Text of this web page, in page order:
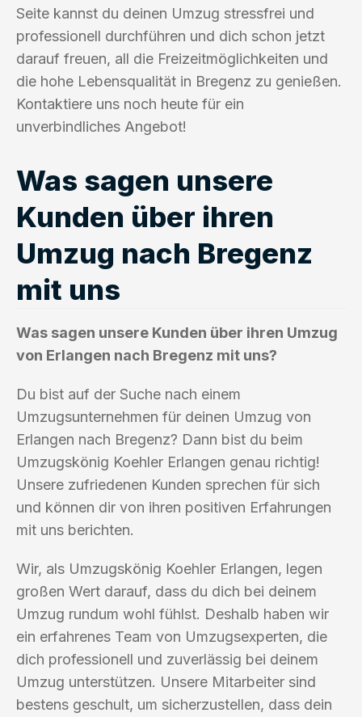
Seite kannst du deinen Umzug stressfrei und
professionell durchführen und dich schon jetzt
darauf freuen, all die Freizeitmöglichkeiten und
die hohe Lebensqualität in Bregenz zu genießen.
Kontaktiere uns noch heute für ein
unverbindliches Angebot!
Was sagen unsere
Kunden über ihren
Umzug nach Bregenz
mit uns
Was sagen unsere Kunden über ihren Umzug
von Erlangen nach Bregenz mit uns?
Du bist auf der Suche nach einem
Umzugsunternehmen für deinen Umzug von
Erlangen nach Bregenz? Dann bist du beim
Umzugskönig Koehler Erlangen genau richtig!
Unsere zufriedenen Kunden sprechen für sich
und können dir von ihren positiven Erfahrungen
mit uns berichten.
Wir, als Umzugskönig Koehler Erlangen, legen
großen Wert darauf, dass du dich bei deinem
Umzug rundum wohl fühlst. Deshalb haben wir
ein erfahrenes Team von Umzugsexperten, die
dich professionell und zuverlässig bei deinem
Umzug unterstützen. Unsere Mitarbeiter sind
bestens geschult, um sicherzustellen, dass dein